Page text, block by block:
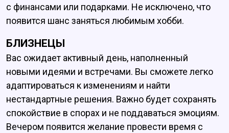
с финансами или подарками. Не исключено, что
появится шанс заняться любимым хобби.
БЛИЗНЕЦЫ
Вас ожидает активный день, наполненный
новыми идеями и встречами. Вы сможете легко
адаптироваться к изменениям и найти
нестандартные решения. Важно будет сохранять
спокойствие в спорах и не поддаваться эмоциям.
Вечером появится желание провести время с